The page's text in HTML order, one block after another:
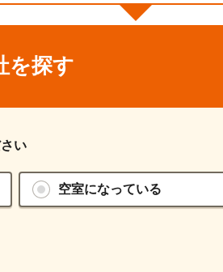
を探す
い
空室になっている